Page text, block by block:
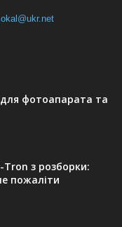
фотоапарата та
з розборки:
пожаліти